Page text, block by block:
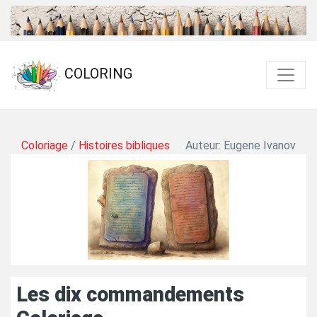
COLORING
Coloriage / Histoires bibliques Auteur: Eugene Ivanov
Les dix commandements